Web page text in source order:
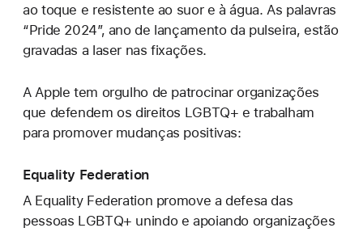
ao toque e resistente ao suor e à água. As palavras
“Pride 2024”, ano de lançamento da pulseira, estão
gravadas a laser nas fixações.
A Apple tem orgulho de patrocinar organizações
que defendem os direitos LGBTQ+ e trabalham
para promover mudanças positivas:
Equality Federation
A Equality Federation promove a defesa das
pessoas LGBTQ+ unindo e apoiando organizações